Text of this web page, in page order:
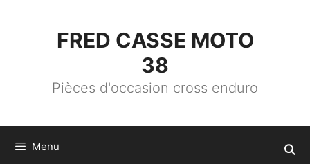
FRED CASSE MOTO
38
Pièces d'occasion cross enduro
Menu